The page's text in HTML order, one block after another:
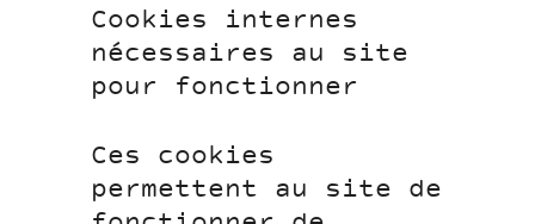
Cookies internes
nécessaires au site
pour fonctionner
Ces cookies
permettent au site de